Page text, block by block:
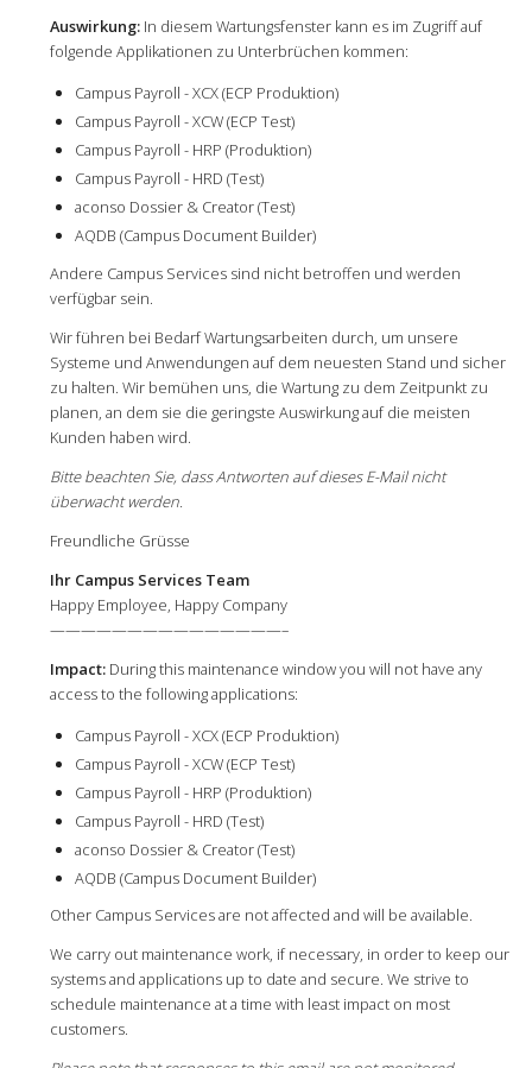
Auswirkung:In diesem Wartungsfenster kann es im Zugriff auf
folgende Applikationen zu Unterbrüchen kommen:
Campus Payroll - XCX (ECP Produktion)
Campus Payroll - XCW (ECP Test)
Campus Payroll - HRP (Produktion)
Campus Payroll - HRD (Test)
aconso Dossier & Creator (Test)
AQDB (Campus Document Builder)
Andere Campus Services sind nicht betroffen und werden
verfügbar sein.
Wir führen bei Bedarf Wartungsarbeiten durch, um unsere
Systeme und Anwendungen auf dem neuesten Stand und sicher
zu halten. Wir bemühen uns, die Wartung zu dem Zeitpunkt zu
planen, an dem sie die geringste Auswirkung auf die meisten
Kunden haben wird.
Bitte beachten Sie, dass Antworten auf dieses E-Mail nicht
überwacht werden.
Freundliche Grüsse
Ihr Campus Services Team
Happy Employee, Happy Company
———————————————–
Impact:During this maintenance window you will not have any
access to the following applications:
Campus Payroll - XCX (ECP Produktion)
Campus Payroll - XCW (ECP Test)
Campus Payroll - HRP (Produktion)
Campus Payroll - HRD (Test)
aconso Dossier & Creator (Test)
AQDB (Campus Document Builder)
Other Campus Services are not affected and will be available.
We carry out maintenance work, if necessary, in order to keep our
systems and applications up to date and secure. We strive to
schedule maintenance at a time with least impact on most
customers.